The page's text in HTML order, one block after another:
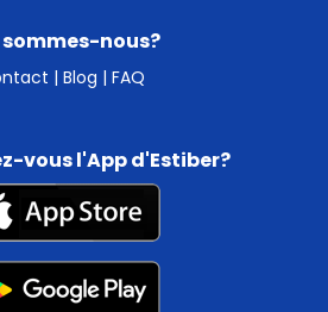
sommes-nous?
| Blog | FAQ
vous l'App d'Estiber?